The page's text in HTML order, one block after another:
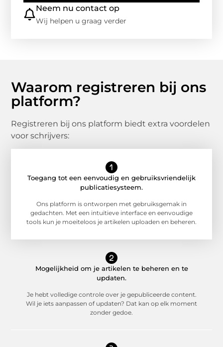
Neem nu contact op
Wij helpen u graag verder
Waarom registreren bij ons
platform?
Registreren bij ons platform biedt extra voordelen
voor schrijvers:
Toegang tot een eenvoudig en gebruiksvriendelijk
publicatiesysteem.
Ons platform is ontworpen met gebruiksgemak in
gedachten. Met een intuïtieve interface en eenvoudige
tools kun je moeiteloos je artikelen uploaden en beheren.
Mogelijkheid om je artikelen te beheren en te
updaten.
Je hebt volledige controle over je gepubliceerde content.
Wil je iets aanpassen of updaten? Dat kan op elk moment
zonder gedoe.